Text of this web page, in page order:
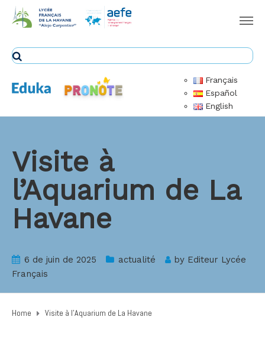
Français
Español
English
Visite à
l’Aquarium de La
Havane
6 de juin de 2025 actualité by Editeur Lycée
Français
Home Visite à l’Aquarium de La Havane